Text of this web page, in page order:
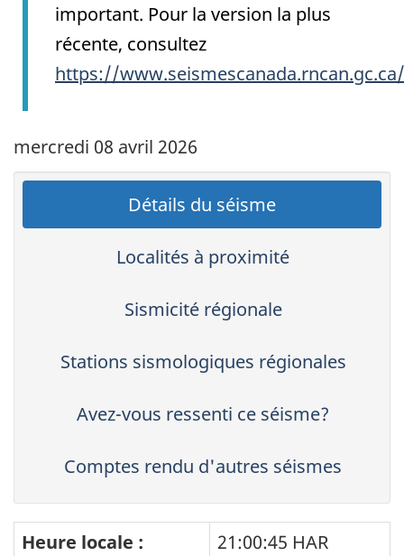
important. Pour la version la plus
récente, consultez
https://
mercredi 08 avril 2026
Détails du séisme
Localités à proximité
Sismicité régionale
Stations sismologiques régionales
Avez-vous ressenti ce séisme?
Comptes rendu d'autres séismes
Heure locale :
21:00:45 HAR